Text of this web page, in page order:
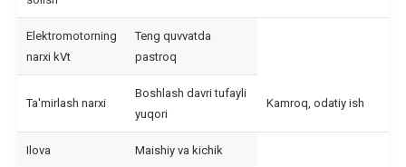
Elektromotorning
narxi kVt
Teng quvvatda
pastroq
Ta'mirlash narxi
Boshlash davri tufayli
yuqori
Kamroq, odatiy ish
Ilova Maishiy va kichik